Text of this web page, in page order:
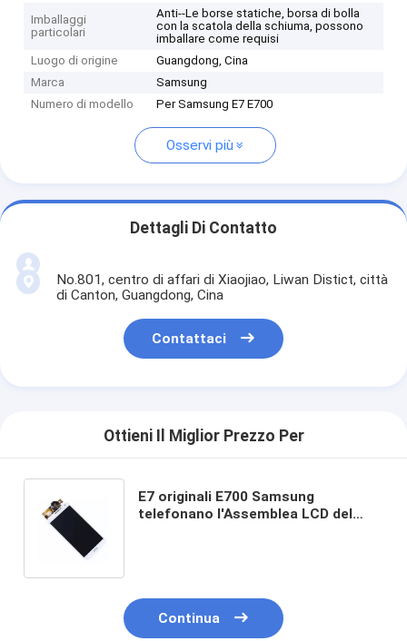
Imballaggi
particolari
Anti--Le borse statiche, borsa di bolla
con la scatola della schiuma, possono
imballare come requisi
Luogo di origine
Guangdong, Cina
Marca
Samsung
Numero di modello
Per Samsung E7 E700
Osservi più
Dettagli Di Contatto
No.801, centro di affari di Xiaojiao, Liwan Distict, città
di Canton, Guangdong, Cina
Contattaci
Ottieni Il Miglior Prezzo Per
E7 originali E700 Samsung
telefonano l'Assemblea LCD del
Continua